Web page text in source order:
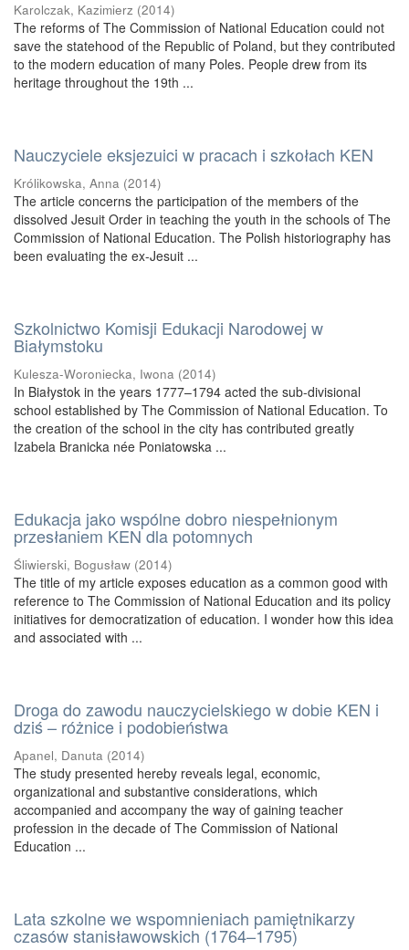
Karolczak, Kazimierz (2014)
The reforms of The Commission of National Education could not
save the statehood of the Republic of Poland, but they contributed
to the modern education of many Poles. People drew from its
heritage throughout the 19th ...
Nauczyciele eksjezuici w pracach i szkołach KEN
Królikowska, Anna (2014)
The article concerns the participation of the members of the
dissolved Jesuit Order in teaching the youth in the schools of The
Commission of National Education. The Polish historiography has
been evaluating the ex-Jesuit ...
Szkolnictwo Komisji Edukacji Narodowej w
Białymstoku
Kulesza-Woroniecka, Iwona (2014)
In Białystok in the years 1777–1794 acted the sub-divisional
school established by The Commission of National Education. To
the creation of the school in the city has contributed greatly
Izabela Branicka née Poniatowska ...
Edukacja jako wspólne dobro niespełnionym
przesłaniem KEN dla potomnych
Śliwierski, Bogusław (2014)
The title of my article exposes education as a common good with
reference to The Commission of National Education and its policy
initiatives for democratization of education. I wonder how this idea
and associated with ...
Droga do zawodu nauczycielskiego w dobie KEN i
dziś – różnice i podobieństwa
Apanel, Danuta (2014)
The study presented hereby reveals legal, economic,
organizational and substantive considerations, which
accompanied and accompany the way of gaining teacher
profession in the decade of The Commission of National
Education ...
Lata szkolne we wspomnieniach pamiętnikarzy
czasów stanisławowskich (1764–1795)